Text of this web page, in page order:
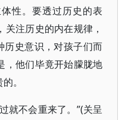
性。要透过历史的表
注历史的内在规律，
历史意识，对孩子们而
，他们毕竟开始朦胧地
。
就不会重来了。”(关呈